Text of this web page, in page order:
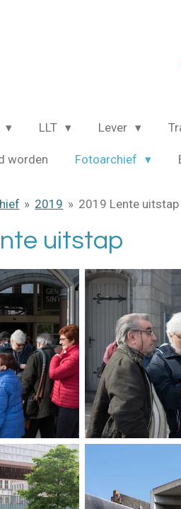
LLT Lever
worden Fotoarchief
» 2019 » 2019 Lente uitstap
uitstap